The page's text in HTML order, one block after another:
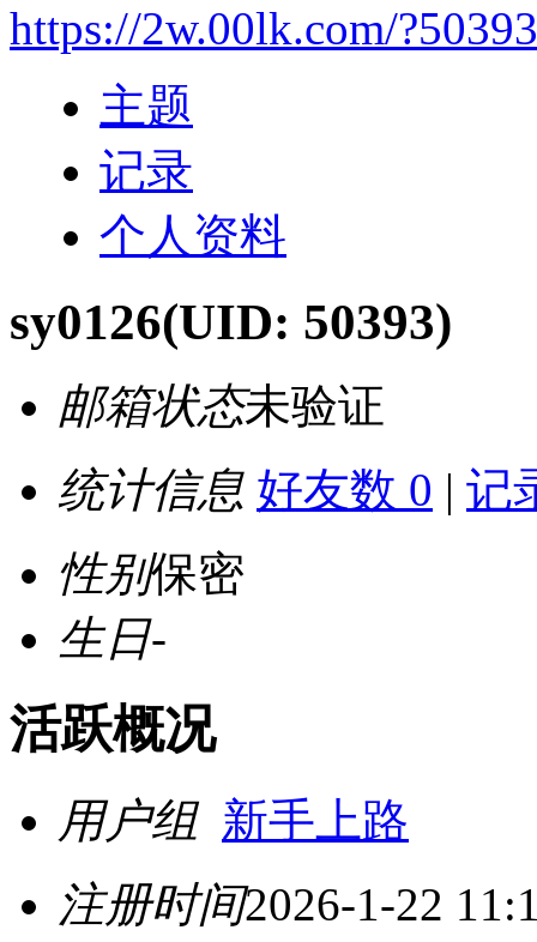
https://2w.00lk.com/?50393
主题
记录
个人资料
sy0126(UID: 50393)
邮箱状态未验证
统计信息 好友数 0 | 记
性别保密
生日-
活跃概况
用户组 新手上路
注册时间2026-1-22